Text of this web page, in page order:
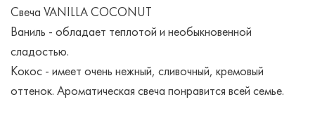
Свеча VANILLA COCONUT
Ваниль - обладает теплотой и необыкновенной
сладостью.
Кокос - имеет очень нежный, сливочный, кремовый
оттенок. Ароматическая свеча понравится всей семье.